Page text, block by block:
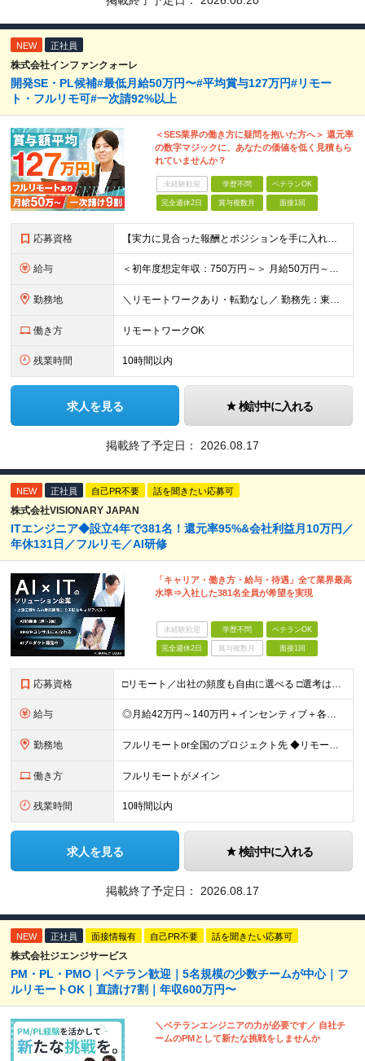
NEW 正社員
株式会社インファンクォーレ
開発SE・PL候補#最低月給50万円〜#平均賞与127万円#リモー
ト・フルリモ可#一次請92%以上
＜SES業界の働き方に疑問を抱いた方へ＞ 還元率
の数字マジックに、あなたの価値を低く見積もら
れていませんか？
未経験歓迎 学歴不問 ベテランOK
完全週休2日 賞与複数月 面接1回
応募資格 【実力に見合った報酬とポジションを手に入れたい方】 ●システム開発の実務経験（目安：8年以上） ●プロジェクトリーダーやチームマネジメントの経験（目安：2年以上） ※学歴不問 ★こんな方にピッタリで
給与 ＜初年度想定年収：750万円～＞ 月給50万円～＋諸手当＋決算賞与＋寸志の計2回 ※経験・スキルを考慮し決定します。 ※固定残業代（30時間分／9.5万円～）を含みます。超過分は別途支給します。 ※試
勤務地 ＼リモートワークあり・転勤なし／ 勤務先：東京都23区、神奈川県、千葉県、埼玉県の各プロジェクト先 ※リモートワーク可能ですが案件により変更の場合がございます。 ■本社 東京都豊島区南池袋1-16-
働き方 リモートワークOK
残業時間 10時間以内
求人を見る 検討中に入れる
掲載終了予定日： 2026.08.17
NEW 正社員 自己PR不要 話を聞きたい応募可
株式会社VISIONARY JAPAN
ITエンジニア◆設立4年で381名！還元率95%&会社利益月10万円／
年休131日／フルリモ／AI研修
「キャリア・働き方・給与・待遇」全て業界最高
水準⇒入社した381名全員が希望を実現
未経験歓迎 学歴不問 ベテランOK
完全週休2日 賞与複数月 面接1回
応募資格 □リモート／出社の頻度も自由に選べる □選考は役員とWeb面談1回のみ □学歴不問／第二新卒歓迎／ブランクOK 【応募条件】 ◎ITエンジニアの実務経験1年以上をお持ちの方 └言語・業界・ジャンル不
給与 ◎月給42万円～140万円＋インセンティブ＋各種手当 ・エンジニア平均年収640万円 ・入社したエンジニア全員年収UP！平均180万円UP！ ・還元率80~95%！平均還元率86.9% ・単価連動型⇒
勤務地 フルリモートor全国のプロジェクト先 ◆リモート実施率93%（リモート／出社の頻度も自分で選べる） ◆UIターン歓迎！転勤なし ※(変更の範囲)上記を除く当社関連勤務地 ＼独立した評価機関による評価
働き方 フルリモートがメイン
残業時間 10時間以内
求人を見る 検討中に入れる
掲載終了予定日： 2026.08.17
NEW 正社員 面接情報有 自己PR不要 話を聞きたい応募可
株式会社ジエンジサービス
PM・PL・PMO｜ベテラン歓迎｜5名規模の少数チームが中心｜フ
ルリモートOK｜直請け7割｜年収600万円〜
＼ベテランエンジニアの力が必要です／ 自社チ
ームのPMとして新たな挑戦をしませんか